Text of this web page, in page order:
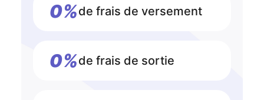
0%de frais de versement
0%de frais de sortie